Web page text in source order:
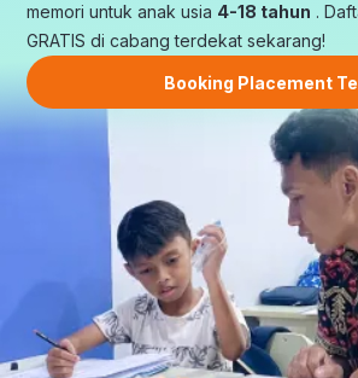
memori untuk anak usia 4-18 tahun .
GRATIS di cabang terdekat sekarang!
Booking Placement